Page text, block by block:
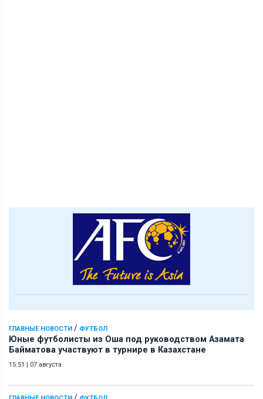
ГЛАВНЫЕ НОВОСТИ / ФУТБОЛ
Юные футболисты из Оша под руководством Азамата
Байматова участвуют в турнире в Казахстане
15:51 | 07 августа